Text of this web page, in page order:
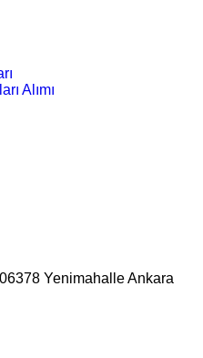
Alımı
Yenimahalle Ankara